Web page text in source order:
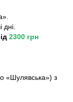
2300 грн
«Шулявська») з